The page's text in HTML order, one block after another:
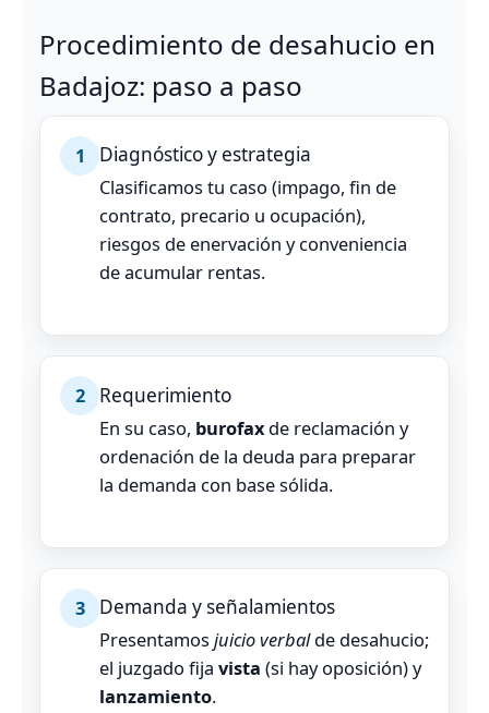
Procedimiento de desahucio en
Badajoz: paso a paso
1
Diagnóstico y estrategia
Clasificamos tu caso (impago, fin de
contrato, precario u ocupación),
riesgos de enervación y conveniencia
de acumular rentas.
2
Requerimiento
En su caso, burofaxde reclamación y
ordenación de la deuda para preparar
la demanda con base sólida.
3
Demanda y señalamientos
Presentamos juicio verbalde desahucio;
el juzgado fija vista (si hay oposición) y
lanzamiento.